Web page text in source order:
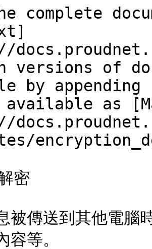
complete
versions of
by
as
密
被傳送到其他電
容等。